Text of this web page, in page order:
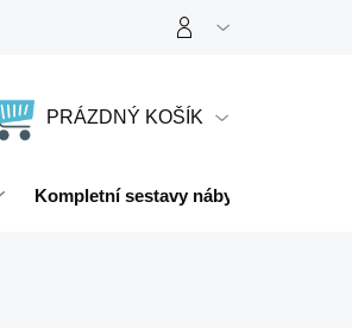
NÁKUPNÍ
PRÁZDNÝ KOŠÍK
Kompletní sestavy nábytku